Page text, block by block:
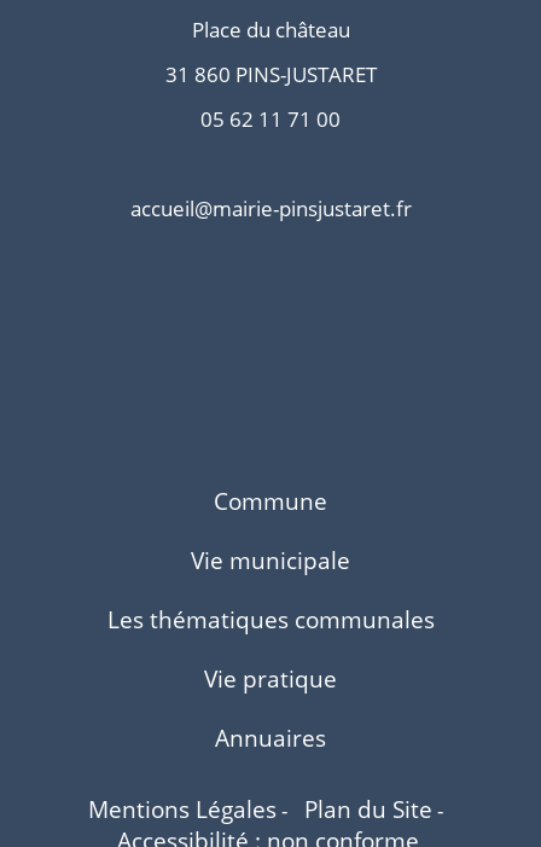
Place du château
31 860 PINS-JUSTARET
05 62 11 71 00
accueil@mairie-pinsjustaret.fr
Commune
Vie municipale
Les thématiques communales
Vie pratique
Annuaires
Mentions Légales- Plan du Site -
Accessibilité : non conforme